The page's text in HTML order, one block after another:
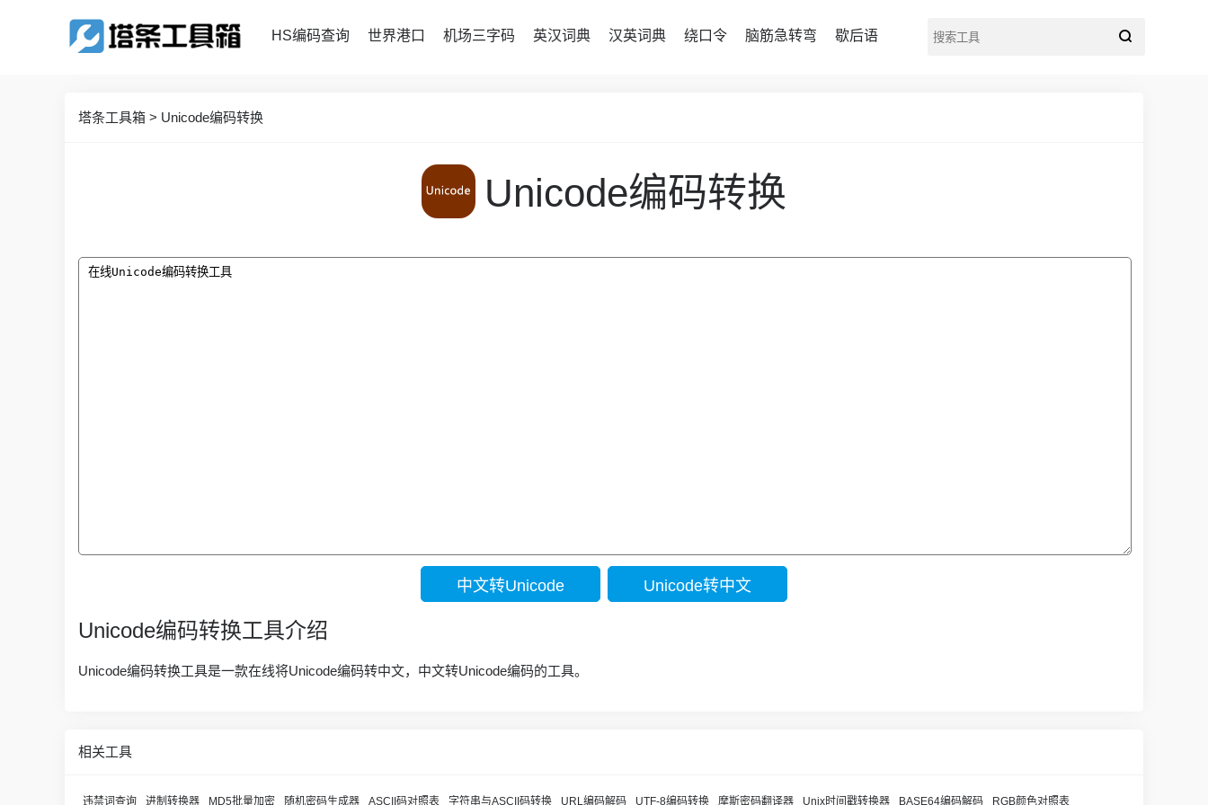
HS编码查询 世界港口 机场三字码 英汉词典 汉英词典 绕口令 脑筋急转弯 歇后语
塔条工具箱 > Unicode编码转换
Unicode编码转换
Unicode编码转换工具介绍
Unicode编码转换工具是一款在线将Unicode编码转中文，中文转Unicode编码的工具。
相关工具
违禁词查询 进制转换器 MD5批量加密 随机密码生成器 ASCII码对照表 字符串与ASCII码转换 URL编码解码 UTF-8编码转换 摩斯密码翻译器 Unix时间戳转换器 BASE64编码解码 RGB颜色对照表